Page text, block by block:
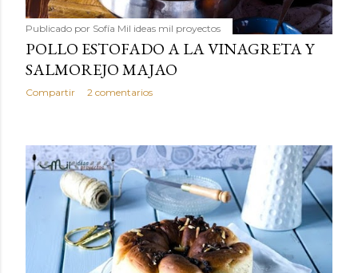
Publicado por Sofía Mil ideas mil proyectos
POLLO ESTOFADO A LA VINAGRETA Y
SALMOREJO MAJAO
Compartir 2 comentarios